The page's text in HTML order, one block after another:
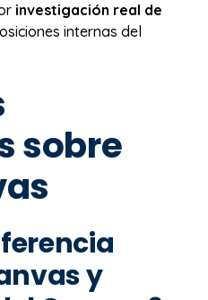
investigación real de
internas del
sobre
y